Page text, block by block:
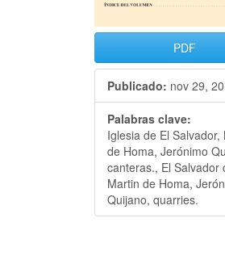
PDF
Publicado: nov 29,
Palabras clave:
Iglesia de El Salvador,
de Homa, Jerónimo
canteras., El Salvador
Martin de Homa,
Quijano, quarries.